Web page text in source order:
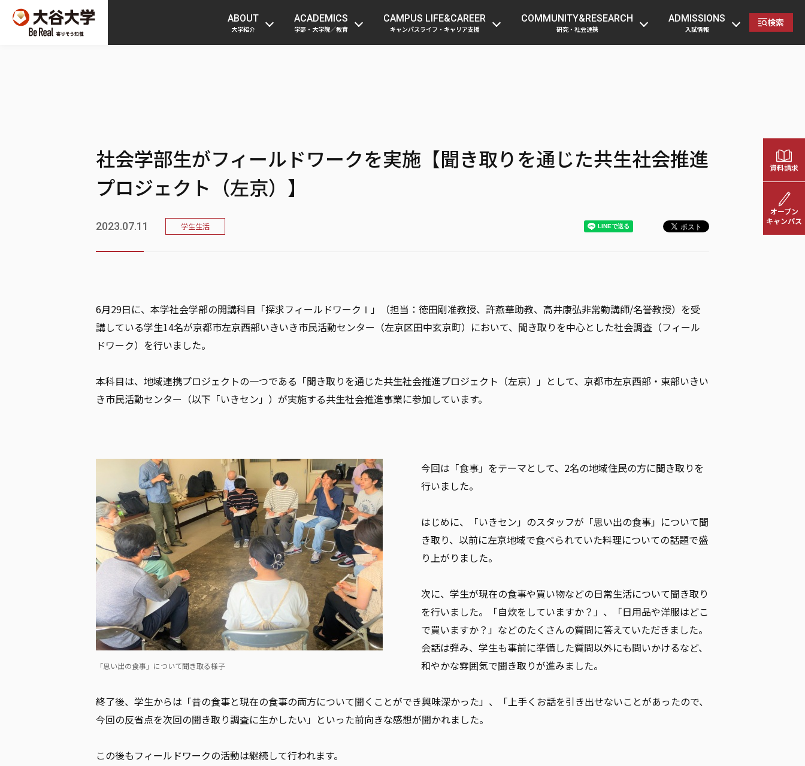
ABOUT
大学紹介
ACADEMICS
学部・大学院／教育
CAMPUS LIFE&CAREER
キャンパスライフ・キャリア支援
COMMUNITY&RESEARCH
研究・社会連携
ADMISSIONS
入試情報
検索
社会学部生がフィールドワークを実施【聞き取りを通じた共生社会推進
プロジェクト（左京）】
2023.07.11 学生生活
6月29日に、本学社会学部の開講科目「探求フィールドワークⅠ」（担当：徳田剛准教授、許燕華助教、高井康弘非常勤講師/名誉教授）を受
講している学生14名が京都市左京西部いきいき市民活動センター（左京区田中玄京町）において、聞き取りを中心とした社会調査（フィール
ドワーク）を行いました。
本科目は、地域連携プロジェクトの一つである「聞き取りを通じた共生社会推進プロジェクト（左京）」として、京都市左京西部・東部いきい
き市民活動センター（以下「いきセン」）が実施する共生社会推進事業に参加しています。
「思い出の食事」について聞き取る様子
今回は「食事」をテーマとして、2名の地域住民の方に聞き取りを
行いました。
はじめに、「いきセン」のスタッフが「思い出の食事」について聞
き取り、以前に左京地域で食べられていた料理についての話題で盛
り上がりました。
次に、学生が現在の食事や買い物などの日常生活について聞き取り
を行いました。「自炊をしていますか？」、「日用品や洋服はどこ
で買いますか？」などのたくさんの質問に答えていただきました。
会話は弾み、学生も事前に準備した質問以外にも問いかけるなど、
和やかな雰囲気で聞き取りが進みました。
終了後、学生からは「昔の食事と現在の食事の両方について聞くことができ興味深かった」、「上手くお話を引き出せないことがあったので、
今回の反省点を次回の聞き取り調査に生かしたい」といった前向きな感想が聞かれました。
この後もフィールドワークの活動は継続して行われます。
資料請求
オープン
キャンパス